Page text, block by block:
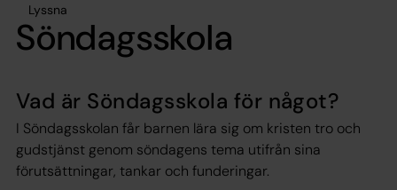
Lyssna
Söndagsskola
Vad är Söndagsskola för något?
I Söndagsskolan får barnen lära sig om kristen tro och
gudstjänst genom söndagens tema utifrån sina
förutsättningar, tankar och funderingar.